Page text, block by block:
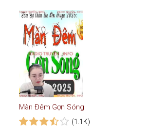
Màn Đêm Gợn Sóng
(1.1K)